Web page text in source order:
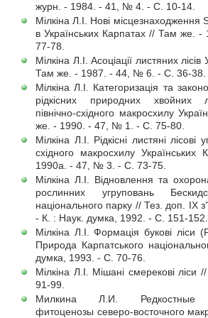
журн. - 1984. - 41, № 4. - С. 10-14.
Мілкіна Л.І. Нові місцезнаходження
в Українських Карпатах // Там же.
77-78.
Мілкіна Л.І. Асоціації листяних
Там же. - 1987. - 44, № 6. - С. 36-38.
Мілкіна Л.І. Категоризація та
рідкісних природних хвойних
північно-східного макросхилу
же. - 1990. - 47, № 1. - С. 75-80.
Мілкіна Л.І. Рідкісні листяні лісові
східного макросхилу
1990а. - 47, № 3. - С. 73-75.
Мілкіна Л.І. Відновлення та
рослинних угруповань
національного парку // Тез. доп. ІХ
- К. : Наук. думка, 1992. - С. 151-152.
Мілкіна Л.І. Формація букові ліси
Природа Карпатського
думка, 1993. - С. 70-76.
Мілкіна Л.І. Мішані смерекові
91-99.
Милкина Л.И. Редкостные
фитоценозы северо-восточного